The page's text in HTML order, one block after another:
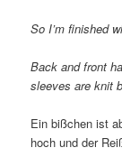
So I’m finished
Back and front
sleeves are knit
Ein bißchen ist
hoch und der